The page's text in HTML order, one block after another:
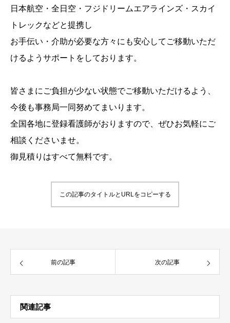
日本航空・全日空・フジドリームエアラインズ・スカイ
トレックなどと提携し
お手伝い・介助が必要な方々にも安心してご移動いただ
けるようサポートをしております。
皆さまにご負担が少ない状態でご移動いただけるよう、
今後も事務局一同努めてまいります。
全国各地に登録看護師がおりますので、ぜひお気軽にご
相談くださいませ。
御見積りはすべて無料です。
この記事のタイトルとURLをコピーする
前の記事 次の記事
関連記事